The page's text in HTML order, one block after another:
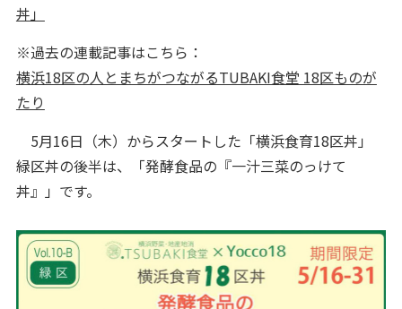
丼」
※過去の連載記事はこちら：
横浜18区の人とまちがつながるTUBAKI食堂 18区ものが
たり
5月16日（木）からスタートした「横浜食育18区丼」
緑区丼の後半は、「発酵食品の『一汁三菜のっけて
丼』」です。